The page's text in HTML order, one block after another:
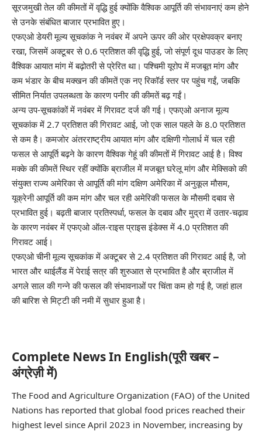
सूरजमुखी तेल की कीमतों में वृद्धि हुई क्योंकि वैश्विक आपूर्ति की संभावनाएं कम होने
से उनके संबंधित बाजार प्रभावित हुए।
एफएओ डेयरी मूल्य सूचकांक ने नवंबर में अपने ऊपर की ओर प्रक्षेपवक्र बनाए
रखा, जिसमें अक्टूबर से 0.6 प्रतिशत की वृद्धि हुई, जो संपूर्ण दूध पाउडर के लिए
वैश्विक आयात मांग में बढ़ोतरी से प्रेरित था। पश्चिमी यूरोप में मजबूत मांग और
कम भंडार के बीच मक्खन की कीमतें एक नए रिकॉर्ड स्तर पर पहुंच गईं, जबकि
सीमित निर्यात उपलब्धता के कारण पनीर की कीमतें बढ़ गईं।
अन्य उप-सूचकांकों में नवंबर में गिरावट दर्ज की गई। एफएओ अनाज मूल्य
सूचकांक में 2.7 प्रतिशत की गिरावट आई, जो एक साल पहले के 8.0 प्रतिशत
से कम है। कमजोर अंतरराष्ट्रीय आयात मांग और दक्षिणी गोलार्ध में चल रही
फसल से आपूर्ति बढ़ने के कारण वैश्विक गेहूं की कीमतों में गिरावट आई है। विश्व
मक्के की कीमतें स्थिर रहीं क्योंकि ब्राजील में मजबूत घरेलू मांग और मेक्सिको की
संयुक्त राज्य अमेरिका से आपूर्ति की मांग दक्षिण अमेरिका में अनुकूल मौसम,
यूक्रेनी आपूर्ति की कम मांग और चल रही अमेरिकी फसल के मौसमी दबाव से
प्रभावित हुई। बढ़ती बाजार प्रतिस्पर्धा, फसल के दबाव और मुद्रा में उतार-चढ़ाव
के कारण नवंबर में एफएओ ऑल-राइस प्राइस इंडेक्स में 4.0 प्रतिशत की
गिरावट आई।
एफएओ चीनी मूल्य सूचकांक में अक्टूबर से 2.4 प्रतिशत की गिरावट आई है, जो
भारत और थाईलैंड में पेराई सत्र की शुरुआत से प्रभावित है और ब्राजील में
अगले साल की गन्ने की फसल की संभावनाओं पर चिंता कम हो गई है, जहां हाल
की बारिश से मिट्टी की नमी में सुधार हुआ है।
Complete News In English(पूरी खबर –
अंग्रेज़ी में)
The Food and Agriculture Organization (FAO) of the United
Nations has reported that global food prices reached their
highest level since April 2023 in November, increasing by